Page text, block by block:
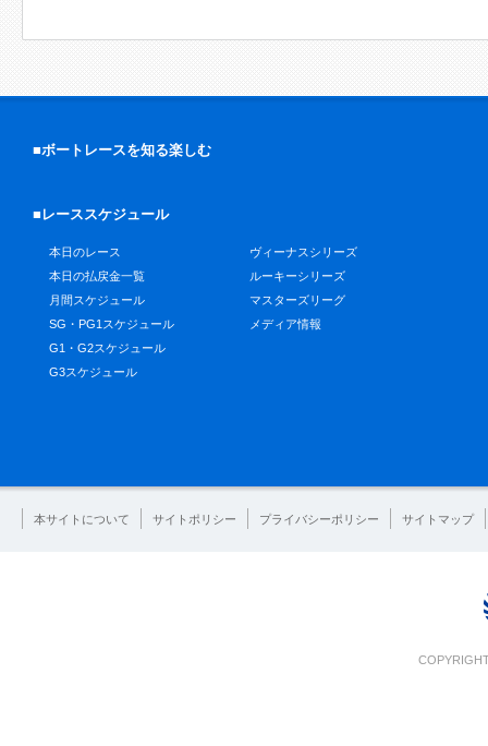
■ボートレースを知る楽しむ
■レーススケジュール
本日のレース
本日の払戻金一覧
月間スケジュール
SG・PG1スケジュール
G1・G2スケジュール
G3スケジュール
ヴィーナスシリーズ
ルーキーシリーズ
マスターズリーグ
メディア情報
本サイトについて サイトポリシー プライバシーポリシー サイトマップ